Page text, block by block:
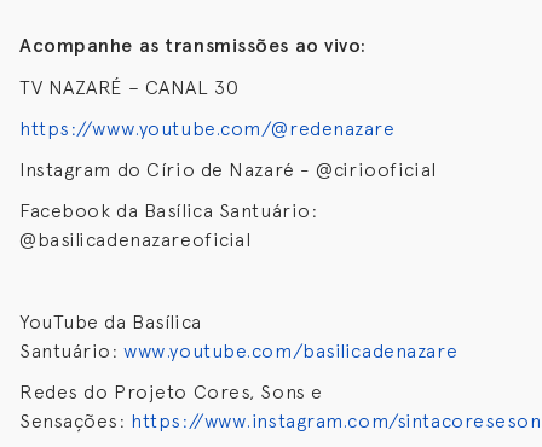
Acompanhe as transmissões ao vivo:
TV NAZARÉ – CANAL 30
https://www.youtube.com/@redenazare
Instagram do Círio de Nazaré - @ciriooficial
Facebook da Basílica Santuário:
@basilicadenazareoficial
YouTube da Basílica
Santuário:www.youtube.com/basilicadenazare
Redes do Projeto Cores, Sons e
Sensações: https://www.instagram.com/